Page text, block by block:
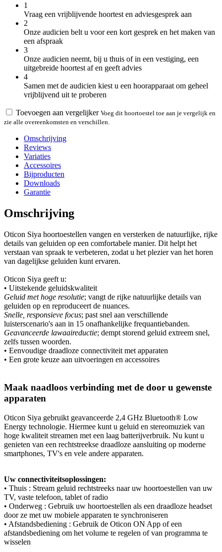
1
Vraag een vrijblijvende hoortest en adviesgesprek aan
2
Onze audicien belt u voor een kort gesprek en het maken van
een afspraak
3
Onze audicien neemt, bij u thuis of in een vestiging, een
uitgebreide hoortest af en geeft advies
4
Samen met de audicien kiest u een hoorapparaat om geheel
vrijblijvend uit te proberen
Toevoegen aan vergelijker Voeg dit hoortoestel toe aan je vergelijk en
zie alle overeenkomsten en verschillen.
Omschrijving
Reviews
Variaties
Accessoires
Bijproducten
Downloads
Garantie
Omschrijving
Oticon Siya hoortoestellen vangen en versterken de natuurlijke, rijke
details van geluiden op een comfortabele manier. Dit helpt het
verstaan van spraak te verbeteren, zodat u het plezier van het horen
van dagelijkse geluiden kunt ervaren.
Oticon Siya geeft u:
• Uitstekende geluidskwaliteit
Geluid met hoge resolutie; vangt de rijke natuurlijke details van
geluiden op en reproduceert de nuances.
Snelle, responsieve focus; past snel aan verschillende
luisterscenario's aan in 15 onafhankelijke frequantiebanden.
Geavanceerde lawaaireductie; dempt storend geluid extreem snel,
zelfs tussen woorden.
• Eenvoudige draadloze connectiviteit met apparaten
• Een grote keuze aan uitvoeringen en accessoires
Maak naadloos verbinding met de door u gewenste
apparaten
Oticon Siya gebruikt geavanceerde 2,4 GHz Bluetooth® Low
Energy technologie. Hiermee kunt u geluid en stereomuziek van
hoge kwaliteit streamen met een laag batterijverbruik. Nu kunt u
genieten van een rechtstreekse draadloze aansluiting op moderne
smartphones, TV's en vele andere apparaten.
Uw connectiviteitsoplossingen:
• Thuis : Stream geluid rechtstreeks naar uw hoortoestellen van uw
TV, vaste telefoon, tablet of radio
• Onderweg : Gebruik uw hoortoestellen als een draadloze headset
door ze met uw mobiele apparaten te synchroniseren
• Afstandsbediening : Gebruik de Oticon ON App of een
afstandsbediening om het volume te regelen of van programma te
wisselen